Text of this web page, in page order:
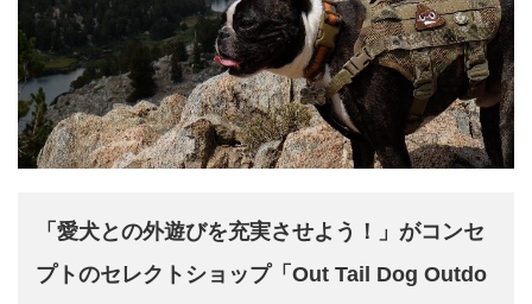
「愛犬との外遊びを充実させよう！」がコンセ
プトのセレクトショップ「Out Tail Dog Outdo